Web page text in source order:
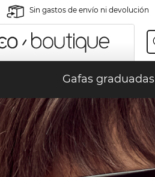
Sin gastos de envío ni devolución
Gafas graduadas